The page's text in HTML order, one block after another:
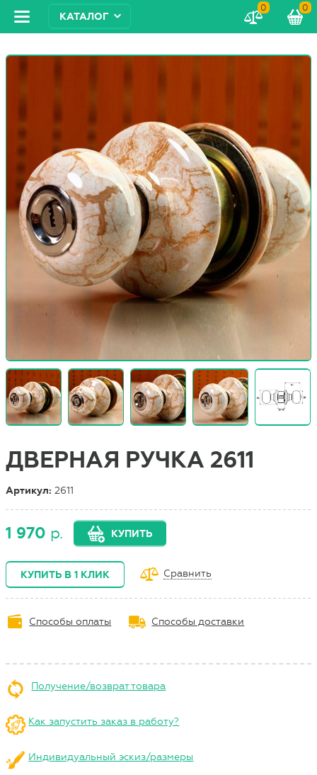
КАТАЛОГ
0 0
ДВЕРНАЯ РУЧКА 2611
Артикул:2611
1 970 р. КУПИТЬ
КУПИТЬ В 1 КЛИК Сравнить
Способы оплаты Способы доставки
Получение/возврат товара
Как запустить заказ в работу?
Индивидуальный эскиз/размеры